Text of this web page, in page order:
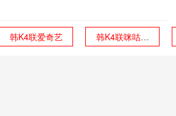
韩K4联爱奇艺
韩K4联咪咕体